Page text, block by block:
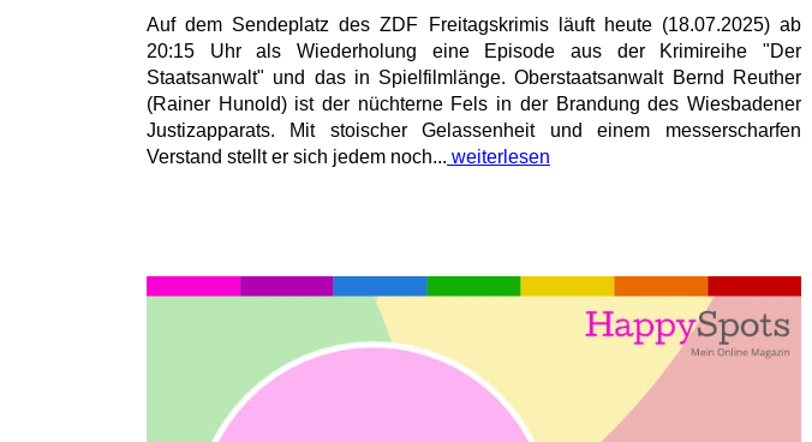
Auf dem Sendeplatz des ZDF Freitagskrimis läuft heute (18.07.2025) ab
20:15 Uhr als Wiederholung eine Episode aus der Krimireihe "Der
Staatsanwalt" und das in Spielfilmlänge. Oberstaatsanwalt Bernd Reuther
(Rainer Hunold) ist der nüchterne Fels in der Brandung des Wiesbadener
Justizapparats. Mit stoischer Gelassenheit und einem messerscharfen
Verstand stellt er sich jedem noch... weiterlesen